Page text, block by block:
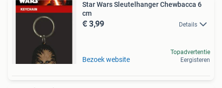
Star Wars Sleutelhanger Chewbacca 6
cm
€ 3,99 Details
Bezoek website
Topadvertentie
Eergisteren